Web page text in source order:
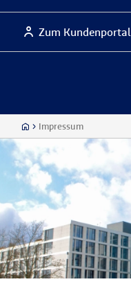
Zum Kundenportal
Impressum